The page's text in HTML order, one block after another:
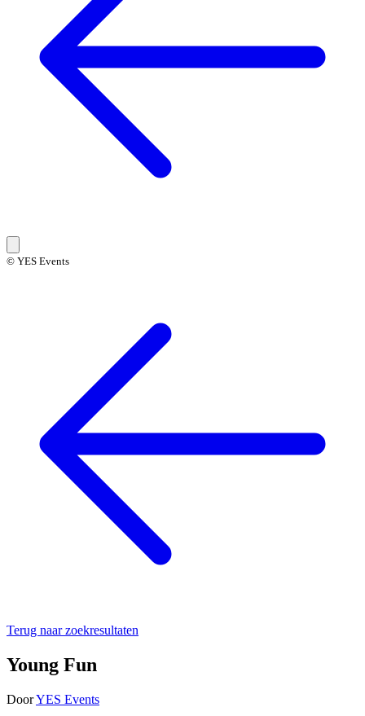
© YES Events
Terug naar zoekresultaten
Young Fun
DoorYES Events